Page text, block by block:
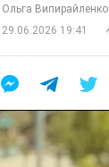
Ольга Випирайленко
29.06.2026 19:41